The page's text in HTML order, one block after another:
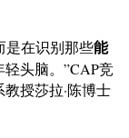
是在识别那些能
轻头脑。”CAP竞
授莎拉·陈博士